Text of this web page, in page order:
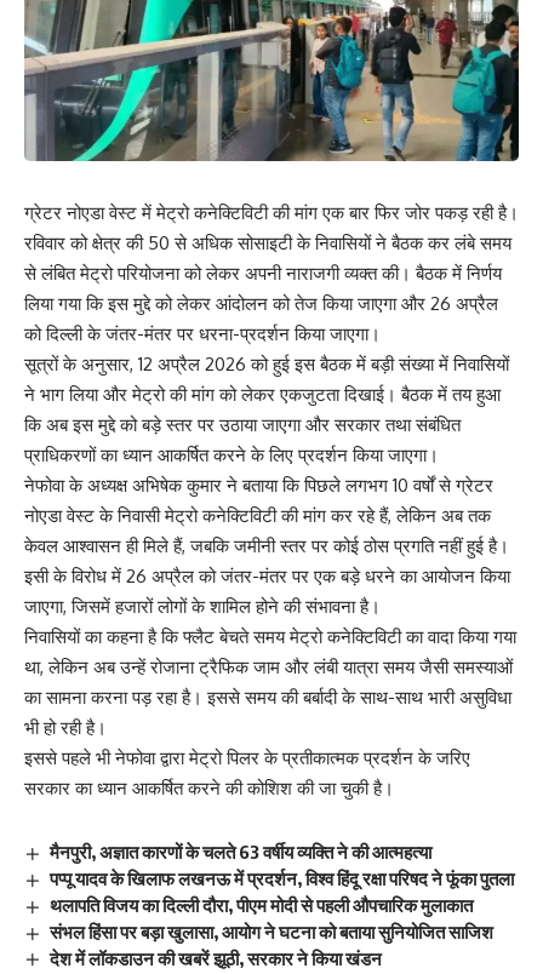
ग्रेटर नोएडा वेस्ट में मेट्रो कनेक्टिविटी की मांग एक बार फिर जोर पकड़ रही है।
रविवार को क्षेत्र की 50 से अधिक सोसाइटी के निवासियों ने बैठक कर लंबे समय
से लंबित मेट्रो परियोजना को लेकर अपनी नाराजगी व्यक्त की। बैठक में निर्णय
लिया गया कि इस मुद्दे को लेकर आंदोलन को तेज किया जाएगा और 26 अप्रैल
को दिल्ली के जंतर-मंतर पर धरना-प्रदर्शन किया जाएगा।
सूत्रों के अनुसार, 12 अप्रैल 2026 को हुई इस बैठक में बड़ी संख्या में निवासियों
ने भाग लिया और मेट्रो की मांग को लेकर एकजुटता दिखाई। बैठक में तय हुआ
कि अब इस मुद्दे को बड़े स्तर पर उठाया जाएगा और सरकार तथा संबंधित
प्राधिकरणों का ध्यान आकर्षित करने के लिए प्रदर्शन किया जाएगा।
नेफोवा के अध्यक्ष अभिषेक कुमार ने बताया कि पिछले लगभग 10 वर्षों से ग्रेटर
नोएडा वेस्ट के निवासी मेट्रो कनेक्टिविटी की मांग कर रहे हैं, लेकिन अब तक
केवल आश्वासन ही मिले हैं, जबकि जमीनी स्तर पर कोई ठोस प्रगति नहीं हुई है।
इसी के विरोध में 26 अप्रैल को जंतर-मंतर पर एक बड़े धरने का आयोजन किया
जाएगा, जिसमें हजारों लोगों के शामिल होने की संभावना है।
निवासियों का कहना है कि फ्लैट बेचते समय मेट्रो कनेक्टिविटी का वादा किया गया
था, लेकिन अब उन्हें रोजाना ट्रैफिक जाम और लंबी यात्रा समय जैसी समस्याओं
का सामना करना पड़ रहा है। इससे समय की बर्बादी के साथ-साथ भारी असुविधा
भी हो रही है।
इससे पहले भी नेफोवा द्वारा मेट्रो पिलर के प्रतीकात्मक प्रदर्शन के जरिए
सरकार का ध्यान आकर्षित करने की कोशिश की जा चुकी है।
मैनपुरी, अज्ञात कारणों के चलते 63 वर्षीय व्यक्ति ने की आत्महत्या
पप्पू यादव के खिलाफ लखनऊ में प्रदर्शन, विश्व हिंदू रक्षा परिषद ने फूंका पुतला
थलापति विजय का दिल्ली दौरा, पीएम मोदी से पहली औपचारिक मुलाकात
संभल हिंसा पर बड़ा खुलासा, आयोग ने घटना को बताया सुनियोजित साजिश
देश में लॉकडाउन की खबरें झूठी, सरकार ने किया खंडन